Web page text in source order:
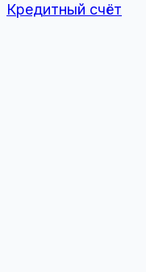
Кредитный счёт